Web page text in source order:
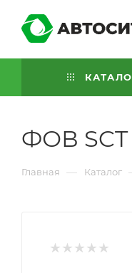
ФОВ SCT
Главная — Каталог